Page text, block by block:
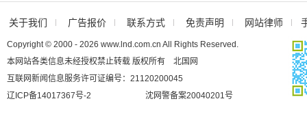
关于我们 广告报价 联系方式 免责声明 网站律师
Copyright © 2000 - 2026 www.lnd.com.cn All Rights Reserved.
本网站各类信息未经授权禁止转载 版权所有 北国网
互联网新闻信息服务许可证编号：21120200045
辽ICP备14017367号-2
沈网警备案20040201号